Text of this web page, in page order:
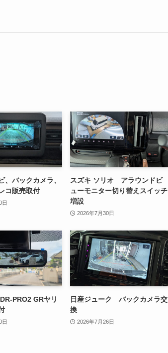
バックカメラ、
コ販売取付
日
スズキ ソリオ アラウンドビ
ューモニター切り替えスイッチ
増設
2026年7月30日
PRO2 GRヤリ
日
日産ジューク バックカメラ交
換
2026年7月26日